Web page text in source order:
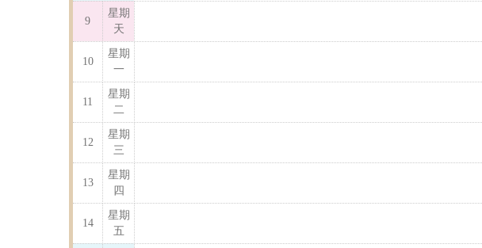
9
星期
天
10
星期
一
11
星期
二
12
星期
三
13
星期
四
14
星期
五